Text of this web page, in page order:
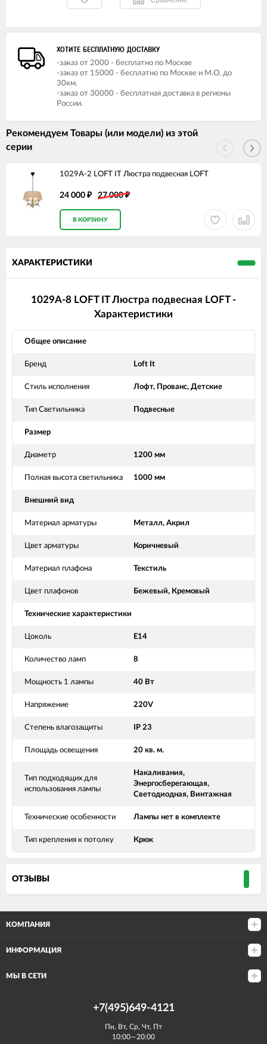
ХОТИТЕ БЕСПЛАТНУЮ ДОСТАВКУ
-заказ от 2000 - бесплатно по Москве
-заказ от 15000 - бесплатно по Москве и М.О. до
30км.
-заказ от 30000 - бесплатная доставка в регионы
России.
Рекомендуем Товары (или модели) из этой
серии
1029A-2 LOFT IT Люстра подвесная LOFT
24 000 ₽ 27 000₽
В КОРЗИНУ
ХАРАКТЕРИСТИКИ
1029A-8 LOFT IT Люстра подвесная LOFT -
Характеристики
Общее описание
Бренд Loft It
Стиль исполнения Лофт, Прованс, Детские
Тип Светильника Подвесные
Размер
Диаметр 1200 мм
Полная высота светильника 1000 мм
Внешний вид
Материал арматуры Металл, Акрил
Цвет арматуры Коричневый
Материал плафона Текстиль
Цвет плафонов Бежевый, Кремовый
Технические характеристики
Цоколь Е14
Количество ламп 8
Мощность 1 лампы 40 Вт
Напряжение 220V
Степень влагозащиты IP 23
Площадь освещения 20 кв. м.
Тип подходящих для
использования лампы
Накаливания,
Энергосберегающая,
Светодиодная, Винтажная
Технические особенности Лампы нет в комплекте
Тип крепления к потолку Крюк
ОТЗЫВЫ
КОМПАНИЯ
ИНФОРМАЦИЯ
МЫ В СЕТИ
+7(495)649-4121
Пн, Вт, Ср, Чт, Пт
10:00—20:00